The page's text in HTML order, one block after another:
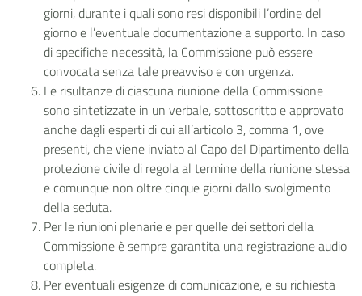
giorni, durante i quali sono resi disponibili l’ordine del
giorno e l’eventuale documentazione a supporto. In caso
di specifiche necessità, la Commissione può essere
convocata senza tale preavviso e con urgenza.
Le risultanze di ciascuna riunione della Commissione
sono sintetizzate in un verbale, sottoscritto e approvato
anche dagli esperti di cui all’articolo 3, comma 1, ove
presenti, che viene inviato al Capo del Dipartimento della
protezione civile di regola al termine della riunione stessa
e comunque non oltre cinque giorni dallo svolgimento
della seduta.
Per le riunioni plenarie e per quelle dei settori della
Commissione è sempre garantita una registrazione audio
completa.
Per eventuali esigenze di comunicazione, e su richiesta